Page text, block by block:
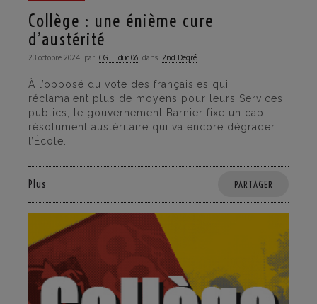
Collège : une énième cure
d’austérité
23 octobre 2024 par CGT·Educ 06 dans 2nd Degré
À l’opposé du vote des français·es qui
réclamaient plus de moyens pour leurs Services
publics, le gouvernement Barnier fixe un cap
résolument austéritaire qui va encore dégrader
l’École.
Plus PARTAGER